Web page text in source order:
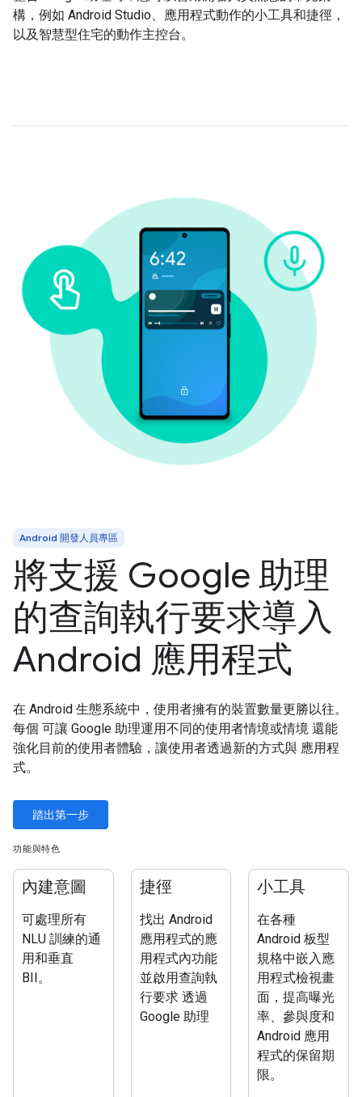
構，例如 Android Studio、應用程式動作的小工具和捷徑，
以及智慧型住宅的動作主控台。
Android 開發人員專區
將支援 Google 助理
的查詢執行要求導入
Android 應用程式
在 Android 生態系統中，使用者擁有的裝置數量更勝以往。
每個 可讓 Google 助理運用不同的使用者情境或情境 還能
強化目前的使用者體驗，讓使用者透過新的方式與 應用程
式。
踏出第一步
功能與特色
內建意圖
可處理所有
NLU 訓練的通
用和垂直
BII。
捷徑
找出 Android
應用程式的應
用程式內功能
並啟用查詢執
行要求 透過
Google 助理
小工具
在各種
Android 板型
規格中嵌入應
用程式檢視畫
面，提高曝光
率、參與度和
Android 應用
程式的保留期
限。